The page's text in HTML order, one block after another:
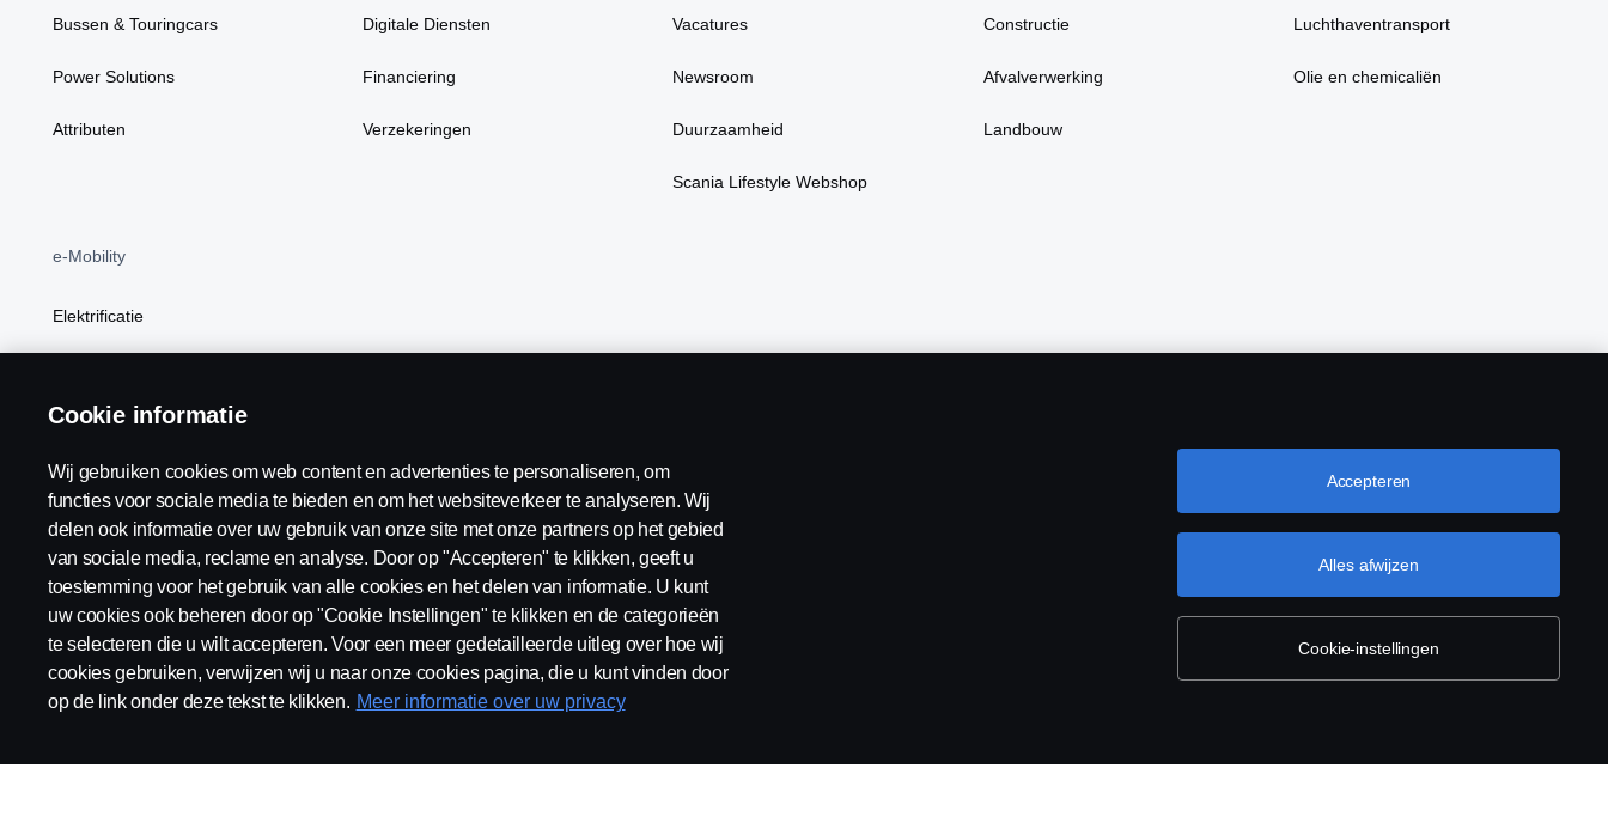
Bussen & Touringcars
Power Solutions
Attributen
Digitale Diensten
Financiering
Verzekeringen
Vacatures
Newsroom
Duurzaamheid
Scania Lifestyle Webshop
Constructie
Afvalverwerking
Landbouw
Luchthaventransport
Olie en chemicaliën
e-Mobility
Elektrificatie
Scania Nederland:
Algemene voorwaarden Juridische bepalingen Privacy verklaring Contact Klokkenluiden
Cookie informatie
Wij gebruiken cookies om web content en advertenties te personaliseren, om
functies voor sociale media te bieden en om het websiteverkeer te analyseren. Wij
delen ook informatie over uw gebruik van onze site met onze partners op het gebied
van sociale media, reclame en analyse. Door op "Accepteren" te klikken, geeft u
toestemming voor het gebruik van alle cookies en het delen van informatie. U kunt
uw cookies ook beheren door op "Cookie Instellingen" te klikken en de categorieën
te selecteren die u wilt accepteren. Voor een meer gedetailleerde uitleg over hoe wij
cookies gebruiken, verwijzen wij u naar onze cookies pagina, die u kunt vinden door
op de link onder deze tekst te klikken. Meer informatie over uw privacy
Cookie-instellingen
Alles afwijzen
Accepteren